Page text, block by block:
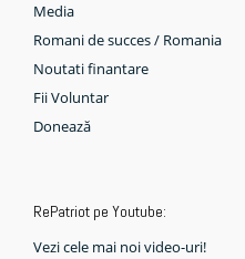
Media
Romani de succes / Romania
Noutati finantare
Fii Voluntar
Donează
RePatriot pe Youtube:
Vezi cele mai noi video-uri!